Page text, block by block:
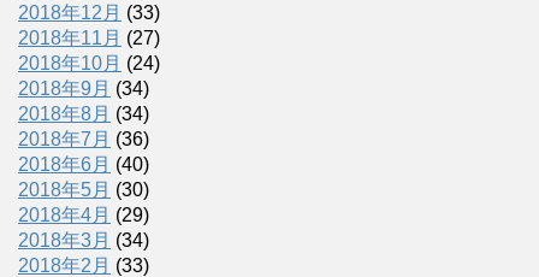
2018年12月 (33)
2018年11月 (27)
2018年10月 (24)
2018年9月 (34)
2018年8月 (34)
2018年7月 (36)
2018年6月 (40)
2018年5月 (30)
2018年4月 (29)
2018年3月 (34)
2018年2月 (33)